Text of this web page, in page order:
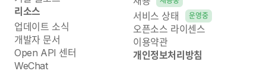
리소스
업데이트 소식
개발자 문서
Open API 센터
WeChat
서비스 상태 운영중
오픈소스 라이센스
이용약관
개인정보처리방침